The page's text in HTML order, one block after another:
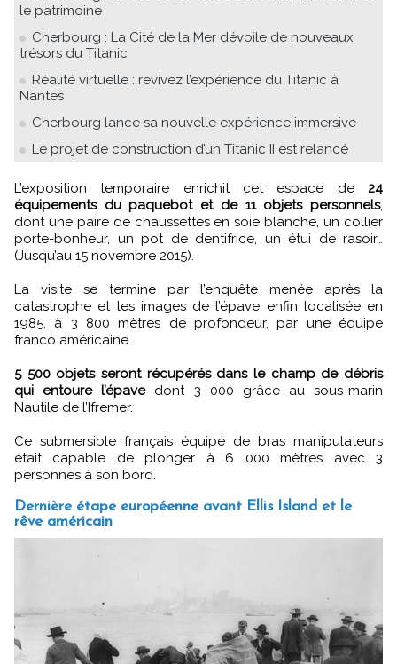
le patrimoine
Cherbourg : La Cité de la Mer dévoile de nouveaux
trésors du Titanic
Réalité virtuelle : revivez l’expérience du Titanic à
Nantes
Cherbourg lance sa nouvelle expérience immersive
Le projet de construction d’un Titanic II est relancé
L’exposition temporaire enrichit cet espace de 24
équipements du paquebot et de 11 objets personnels,
dont une paire de chaussettes en soie blanche, un collier
porte-bonheur, un pot de dentifrice, un étui de rasoir…
(Jusqu’au 15 novembre 2015).
La visite se termine par l’enquête menée après la
catastrophe et les images de l’épave enfin localisée en
1985, à 3 800 mètres de profondeur, par une équipe
franco américaine.
5 500 objets seront récupérés dans le champ de débris
qui entoure l’épavedont 3 000 grâce au sous-marin
Nautile de l’Ifremer.
Ce submersible français équipé de bras manipulateurs
était capable de plonger à 6 000 mètres avec 3
personnes à son bord.
Dernière étape européenne avant Ellis Island et le
rêve américain